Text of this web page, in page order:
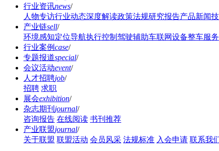
行业资讯news/
人物专访行业动态深度解读政策法规研究报告产品新闻
产业链sell/
环境感知定位导航执行控制 驾驶辅助车联网设备整车服务
行业案例case/
专题报道special/
会议活动event/
人才招聘job/
招聘 求职
展会exhibition/
杂志期刊 journal/
咨询报告 在线阅读 书刊推荐
产业联盟journal/
关于联盟 联盟活动 会员风采 法规标准 入会申请 联系我